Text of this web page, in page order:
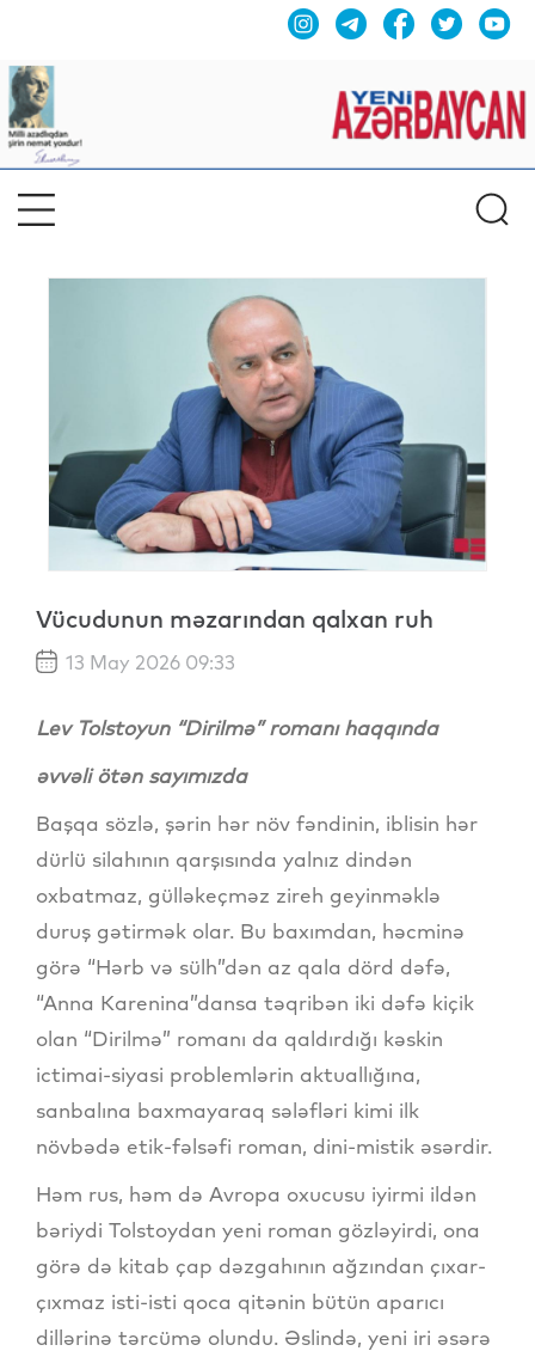
Vücudunun məzarından qalxan ruh
13 May 2026 09:33
Lev Tolstoyun “Dirilmə” romanı haqqında
əvvəli ötən sayımızda
Başqa sözlə, şərin hər növ fəndinin, iblisin hər
dürlü silahının qarşısında yalnız dindən
oxbatmaz, gülləkeçməz zireh geyinməklə
duruş gətirmək olar. Bu baxımdan, həcminə
görə “Hərb və sülh”dən az qala dörd dəfə,
“Anna Karenina”dansa təqribən iki dəfə kiçik
olan “Dirilmə” romanı da qaldırdığı kəskin
ictimai-siyasi problemlərin aktuallığına,
sanbalına baxmayaraq sələfləri kimi ilk
növbədə etik-fəlsəfi roman, dini-mistik əsərdir.
Həm rus, həm də Avropa oxucusu iyirmi ildən
bəriydi Tolstoydan yeni roman gözləyirdi, ona
görə də kitab çap dəzgahının ağzından çıxar-
çıxmaz isti-isti qoca qitənin bütün aparıcı
dillərinə tərcümə olundu. Əslində, yeni iri əsərə